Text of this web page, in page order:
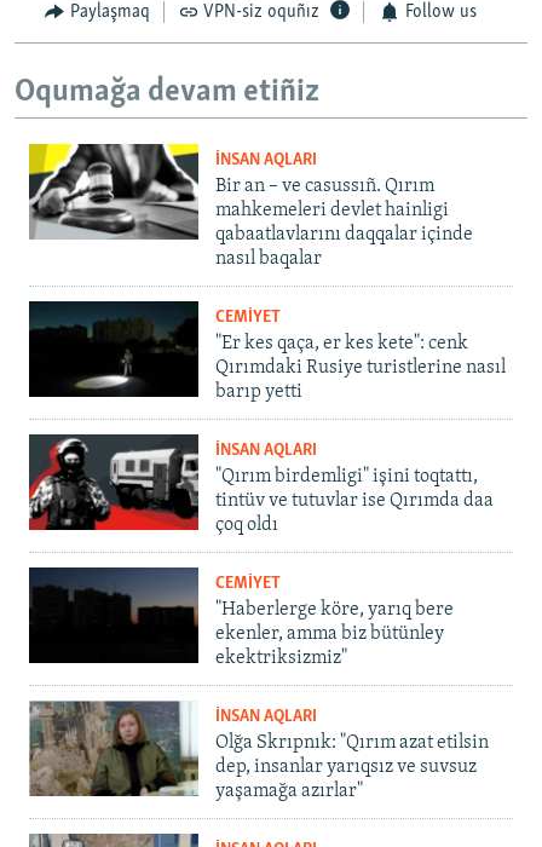
Paylaşmaq VPN-siz oquñız Follow us
Oqumağa devam etiñiz
İNSAN AQLARI
Bir an – ve casussıñ. Qırım
mahkemeleri devlet hainligi
qabaatlavlarını daqqalar içinde
nasıl baqalar
CEMİYET
"Er kes qaça, er kes kete": cenk
Qırımdaki Rusiye turistlerine nasıl
barıp yetti
İNSAN AQLARI
"Qırım birdemligi" işini toqtattı,
tintüv ve tutuvlar ise Qırımda daa
çoq oldı
CEMİYET
"Haberlerge köre, yarıq bere
ekenler, amma biz bütünley
ekektriksizmiz"
İNSAN AQLARI
Olğa Skrıpnık: "Qırım azat etilsin
dep, insanlar yarıqsız ve suvsuz
yaşamağa azırlar"